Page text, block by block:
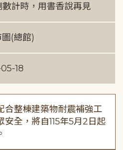
計時，用書香說再見
(總館)
18
合整棟建築物耐震補強工
安全，將自115年5月2日起